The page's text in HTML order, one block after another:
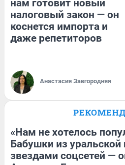
нам готовит новый
налоговый закон — он
коснется импорта и
даже репетиторов
Анастасия Завгородняя
«Нам не хотелось
Бабушки из уральской
звездами соцсетей —